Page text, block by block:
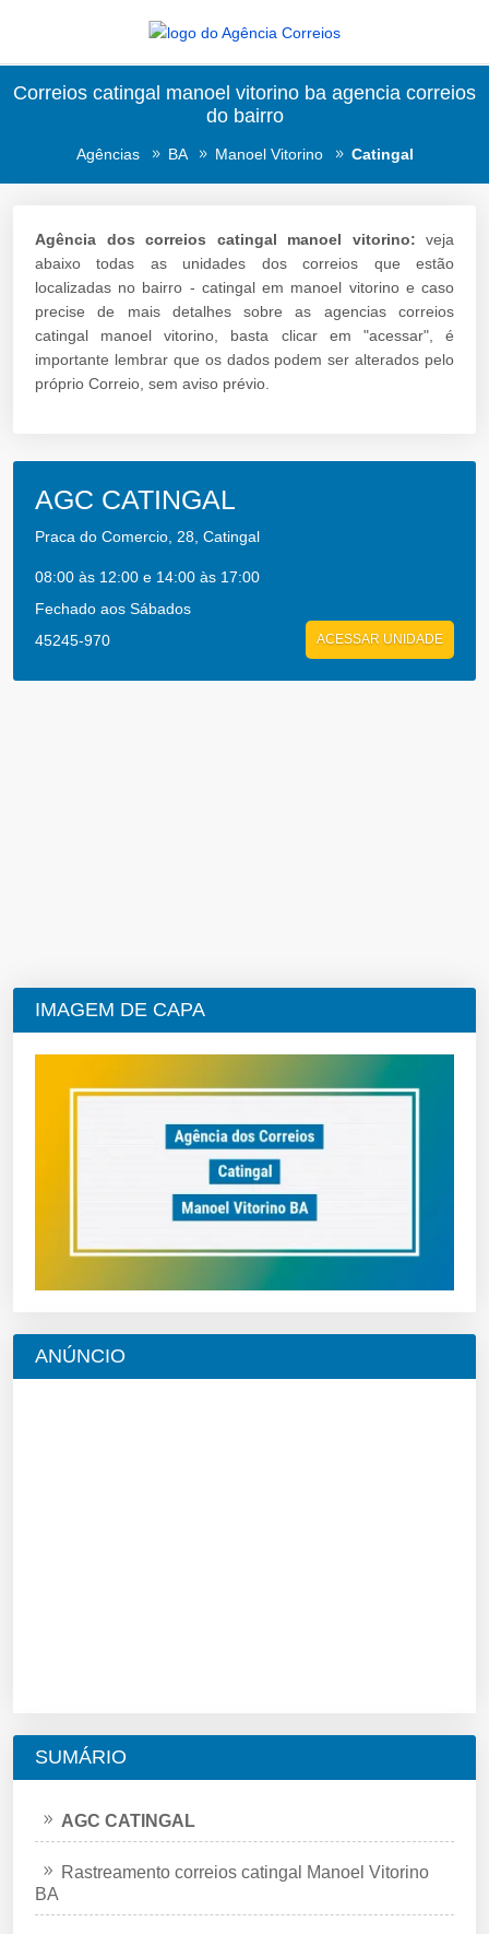
Correios catingal manoel vitorino ba agencia correios
do bairro
Agências BA Manoel Vitorino Catingal
Agência dos correios catingal manoel vitorino: veja
abaixo todas as unidades dos correios que estão
localizadas no bairro - catingal em manoel vitorino e caso
precise de mais detalhes sobre as agencias correios
catingal manoel vitorino, basta clicar em "acessar", é
importante lembrar que os dados podem ser alterados pelo
próprio Correio, sem aviso prévio.
AGC CATINGAL
Praca do Comercio, 28, Catingal
08:00 às 12:00 e 14:00 às 17:00
Fechado aos Sábados
45245-970
ACESSAR UNIDADE
IMAGEM DE CAPA
ANÚNCIO
SUMÁRIO
AGC CATINGAL
Rastreamento correios catingal Manoel Vitorino
BA